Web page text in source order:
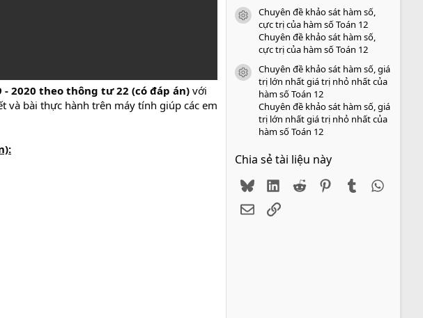
2020 theo thông tư 22 (có đáp án) với
và bài thực hành trên máy tính giúp các em
:
icon tài liệu
Chuyên đề khảo sát hàm số,
cực trị của hàm số Toán 12
Chuyên đề khảo sát hàm số,
cực trị của hàm số Toán 12
icon tài liệu
Chuyên đề khảo sát hàm số, giá
trị lớn nhất giá trị nhỏ nhất của
hàm số Toán 12
Chuyên đề khảo sát hàm số, giá
trị lớn nhất giá trị nhỏ nhất của
hàm số Toán 12
Chia sẻ tài liệu này
BlueskyLinkedIn
Reddit PinterestTumblr
EmailLink